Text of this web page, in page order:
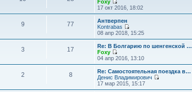
о
б
н
и
ю
е
м
у
с
о
о
б
щ
н
и
ю
л
е
е
м
с
о
б
щ
е
н
и
й
т
п
о
л
д
н
е
м
у
с
Foxy
П
е
р
е
й
т
к
п
о
л
е
д
17 окт 2016, 18:02
9 77
Антверпен
Kontrabas
П
е
р
е
й
т
к
п
о
08 апр 2018, 15:25
3 17
Re: В Болгарию по шенгенской …
Foxy
П
е
р
е
й
т
04 апр 2016, 13:10
2 8
Re: Самостоятельная поездка в…
Денис Владимирович
е
17 мар 2015, 15:17